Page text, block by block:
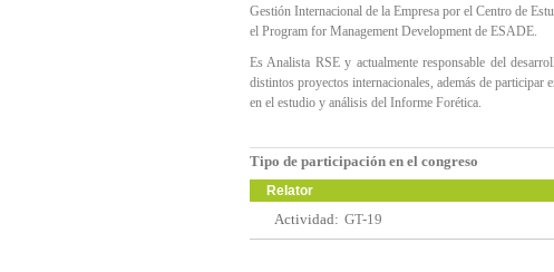
Gestión Internacional de la Empresa por el Centro de
el Program for Management Development de ESADE.
Es Analista RSE y actualmente responsable del
distintos proyectos internacionales, además de
en el estudio y análisis del Informe Forética.
Tipo de participación en el congreso
Relator
Actividad: GT-19